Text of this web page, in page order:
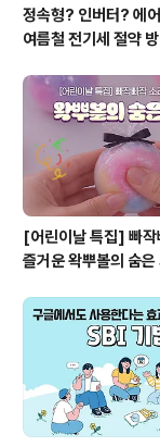
정속형? 인버터? 에
여름철 전기세 절약
[어린이날 특집] 빠작
즐거운 왁뿌볼의 숨은